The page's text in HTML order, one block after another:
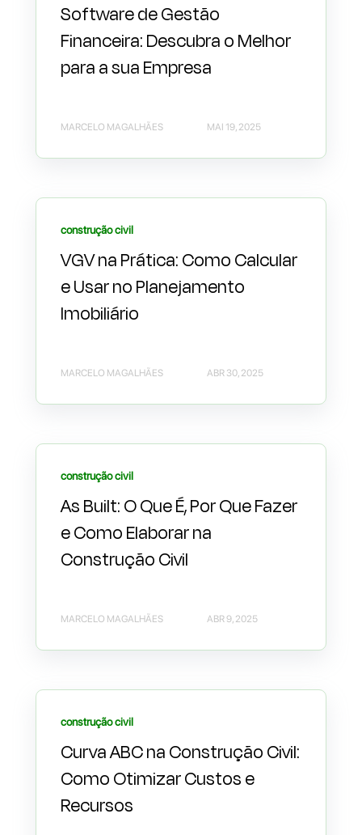
Software de Gestão
Financeira: Descubra o Melhor
para a sua Empresa
MARCELO MAGALHÃES MAI 19, 2025
construção civil
VGV na Prática: Como Calcular
e Usar no Planejamento
Imobiliário
MARCELO MAGALHÃES ABR 30, 2025
construção civil
As Built: O Que É, Por Que Fazer
e Como Elaborar na
Construção Civil
MARCELO MAGALHÃES ABR 9, 2025
construção civil
Curva ABC na Construção Civil:
Como Otimizar Custos e
Recursos